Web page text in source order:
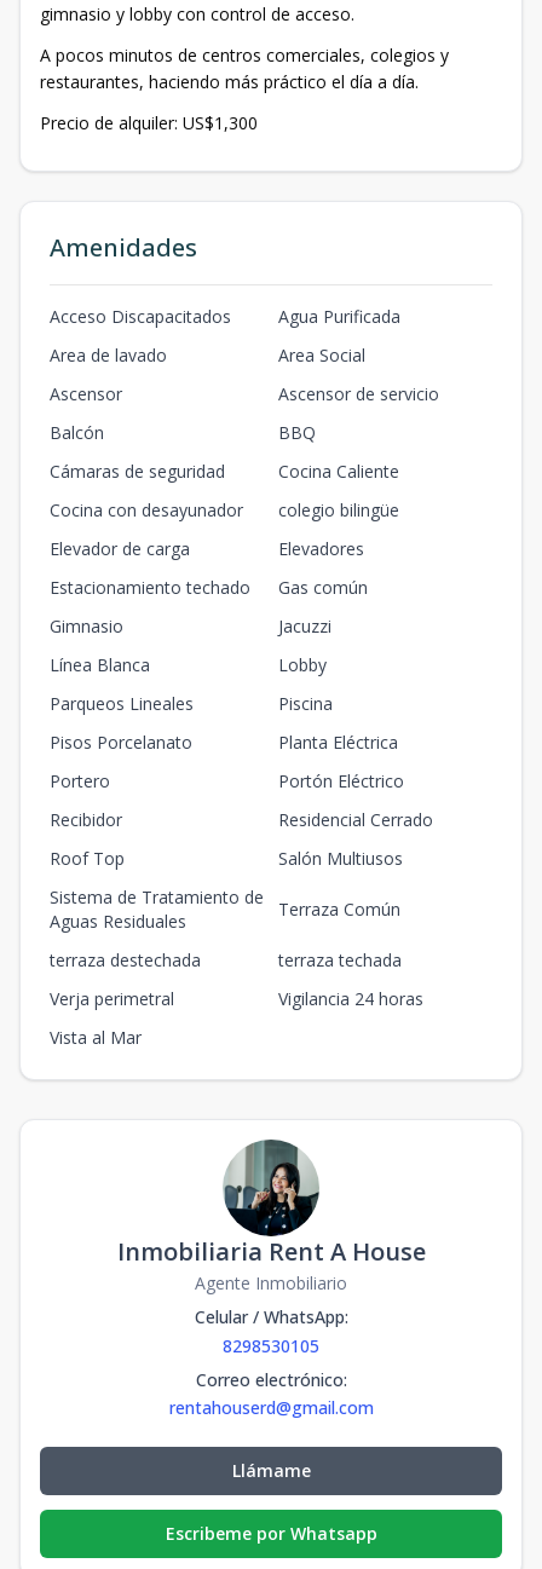
gimnasio y lobby con control de acceso.
A pocos minutos de centros comerciales, colegios y
restaurantes, haciendo más práctico el día a día.
Precio de alquiler: US$1,300
Amenidades
Acceso Discapacitados
Agua Purificada
Area de lavado
Area Social
Ascensor
Ascensor de servicio
Balcón
BBQ
Cámaras de seguridad
Cocina Caliente
Cocina con desayunador
colegio bilingüe
Elevador de carga
Elevadores
Estacionamiento techado
Gas común
Gimnasio
Jacuzzi
Línea Blanca
Lobby
Parqueos Lineales
Piscina
Pisos Porcelanato
Planta Eléctrica
Portero
Portón Eléctrico
Recibidor
Residencial Cerrado
Roof Top
Salón Multiusos
Sistema de Tratamiento de
Aguas Residuales
Terraza Común
terraza destechada
terraza techada
Verja perimetral
Vigilancia 24 horas
Vista al Mar
Inmobiliaria Rent A House
Agente Inmobiliario
Celular / WhatsApp:
8298530105
Correo electrónico:
rentahouserd@gmail.com
Llámame
Escribeme por Whatsapp